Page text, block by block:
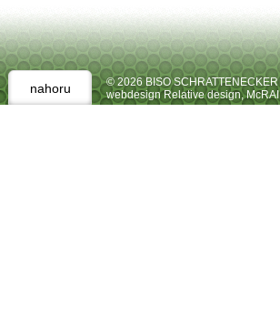
nahoru
© 2026 BISO SCHRATTENECKER
webdesign Relative design,McRAI